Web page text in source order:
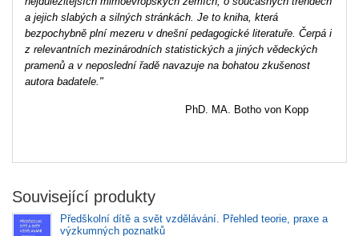
a jejich slabých a silných stránkách. Je to kniha, která
bezpochybně plní mezeru v dnešní pedagogické literatuře. Čerpá i
z relevantních mezinárodních statistických a jiných vědeckých
pramenů a v neposlední řadě navazuje na bohatou zkušenost
autora badatele."
PhD. MA. Botho von Kopp
Související produkty
Předškolní dítě a svět vzdělávání. Přehled teorie, praxe a
výzkumných poznatků